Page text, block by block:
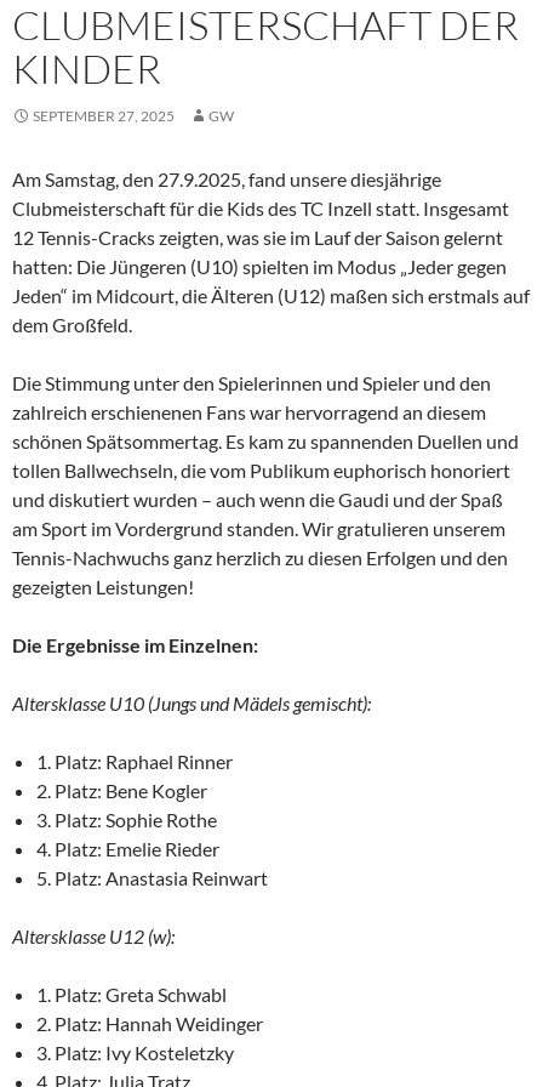
CLUBMEISTERSCHAFT DER
KINDER
SEPTEMBER 27, 2025 GW
Am Samstag, den 27.9.2025, fand unsere diesjährige
Clubmeisterschaft für die Kids des TC Inzell statt. Insgesamt
12 Tennis-Cracks zeigten, was sie im Lauf der Saison gelernt
hatten: Die Jüngeren (U10) spielten im Modus „Jeder gegen
Jeden“ im Midcourt, die Älteren (U12) maßen sich erstmals auf
dem Großfeld.
Die Stimmung unter den Spielerinnen und Spieler und den
zahlreich erschienenen Fans war hervorragend an diesem
schönen Spätsommertag. Es kam zu spannenden Duellen und
tollen Ballwechseln, die vom Publikum euphorisch honoriert
und diskutiert wurden – auch wenn die Gaudi und der Spaß
am Sport im Vordergrund standen. Wir gratulieren unserem
Tennis-Nachwuchs ganz herzlich zu diesen Erfolgen und den
gezeigten Leistungen!
Die Ergebnisse im Einzelnen:
Altersklasse U10 (Jungs und Mädels gemischt):
1. Platz: Raphael Rinner
2. Platz: Bene Kogler
3. Platz: Sophie Rothe
4. Platz: Emelie Rieder
5. Platz: Anastasia Reinwart
Altersklasse U12 (w):
1. Platz: Greta Schwabl
2. Platz: Hannah Weidinger
3. Platz: Ivy Kosteletzky
4. Platz: Julia Tratz